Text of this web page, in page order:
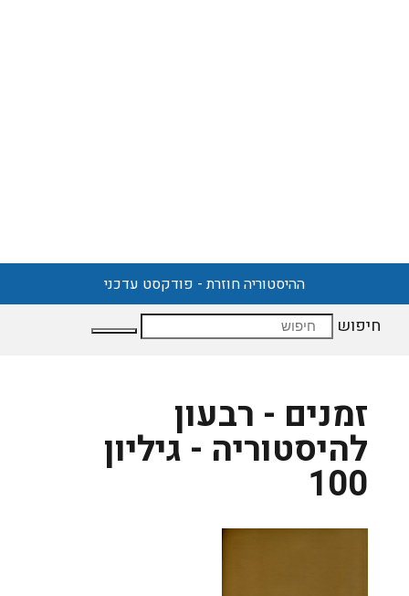
ההיסטוריה חוזרת - פודקסט עדכני
חיפוש
זמנים - רבעון
להיסטוריה - גיליון
100